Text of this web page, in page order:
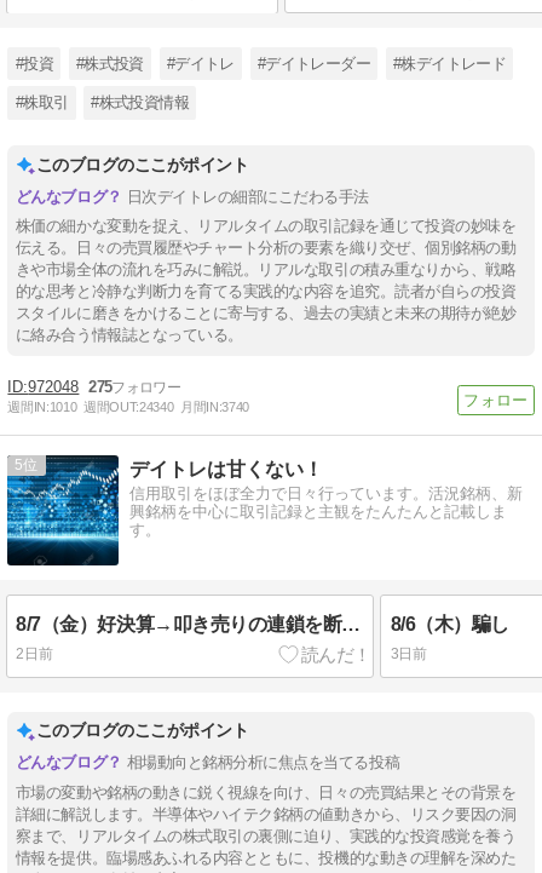
#投資 #株式投資 #デイトレ #デイトレーダー #株デイトレード
#株取引 #株式投資情報
このブログのここがポイント
日次デイトレの細部にこだわる手法
株価の細かな変動を捉え、リアルタイムの取引記録を通じて投資の妙味を
伝える。日々の売買履歴やチャート分析の要素を織り交ぜ、個別銘柄の動
きや市場全体の流れを巧みに解説。リアルな取引の積み重なりから、戦略
的な思考と冷静な判断力を育てる実践的な内容を追究。読者が自らの投資
スタイルに磨きをかけることに寄与する、過去の実績と未来の期待が絶妙
に絡み合う情報誌となっている。
972048 275
週間IN:1010 週間OUT:24340 月間IN:3740
5 デイトレは甘くない！
信用取引をほぼ全力で日々行っています。活況銘柄、新
興銘柄を中心に取引記録と主観をたんたんと記載しま
す。
8/7（金）好決算→叩き売りの連鎖を断ち切れ
2日前
8/6（木）騙し
3日前
このブログのここがポイント
相場動向と銘柄分析に焦点を当てる投稿
市場の変動や銘柄の動きに鋭く視線を向け、日々の売買結果とその背景を
詳細に解説します。半導体やハイテク銘柄の値動きから、リスク要因の洞
察まで、リアルタイムの株式取引の裏側に迫り、実践的な投資感覚を養う
情報を提供。臨場感あふれる内容とともに、投機的な動きの理解を深めた